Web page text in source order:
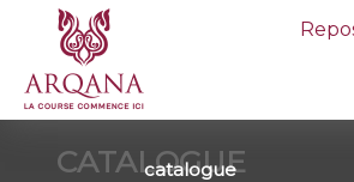
CATALOGUE
catalogue